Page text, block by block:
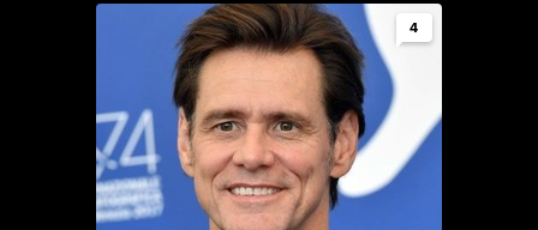
4